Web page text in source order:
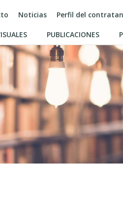
Noticias Perfil del
PUBLICACIONES